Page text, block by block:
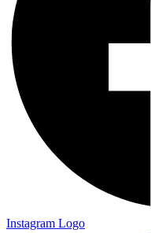
Instagram Logo